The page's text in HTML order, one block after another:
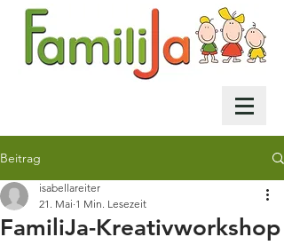
Beitrag
FamiliJa-Kreativworkshop
isabellareiter
21. Mai 1 Min. Lesezeit